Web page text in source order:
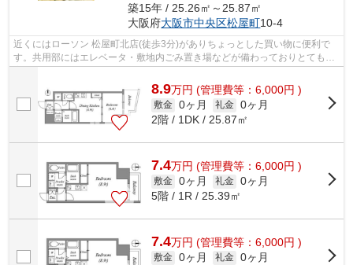
築15年 / 25.26㎡～25.87㎡
大阪府大阪市中央区松屋町10-4
近くにはローソン 松屋町北店(徒歩3分)がありちょっとした買い物に便利で
す。共用部にはエレベータ・敷地内ごみ置き場などが備わっておりとても充
実しています。外観タイル張りは、耐...
8.9万円 (管理費等：6,000円 )
敷金 0ヶ月 礼金 0ヶ月
2階 / 1DK / 25.87㎡
7.4万円 (管理費等：6,000円 )
敷金 0ヶ月 礼金 0ヶ月
5階 / 1R / 25.39㎡
7.4万円 (管理費等：6,000円 )
敷金 0ヶ月 礼金 0ヶ月